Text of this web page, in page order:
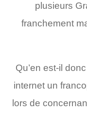
plusieurs
franchement
Qu’en est-il
internet un
lors de